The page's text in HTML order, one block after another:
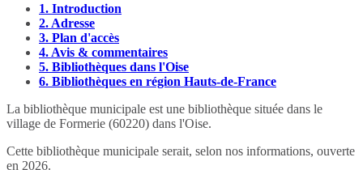
1. Introduction
2. Adresse
3. Plan d'accès
4. Avis & commentaires
5. Bibliothèques dans l'Oise
6. Bibliothèques en région Hauts-de-France
La bibliothèque municipale est une bibliothèque située dans le
village de Formerie (60220) dans l'Oise.
Cette bibliothèque municipale serait, selon nos informations, ouverte
en 2026.